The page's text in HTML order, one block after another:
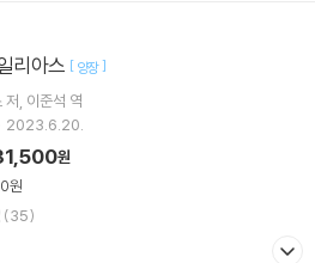
리아스 [ 양장]
저 이준석 역
2023.6.20.
원
원
(35)